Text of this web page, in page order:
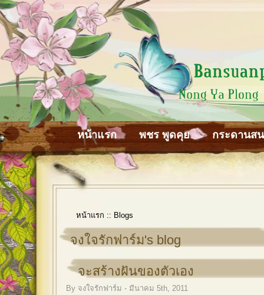
หน้าแรก พชร พูดคุย กระดานส
หน้าแรก :: Blogs
จงใจรักฟาร์ม's blog
จะสร้างฝันของตัวเอง
By จงใจรักฟาร์ม - มีนาคม 5th, 2011